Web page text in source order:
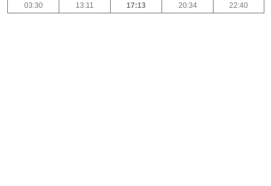
03:30
13:11 17:13 20:34 22:40